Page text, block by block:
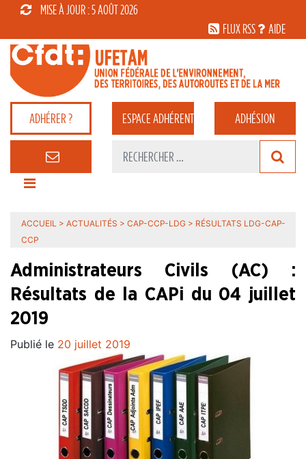
MISE À JOUR : 5 AOÛT 2026
FLUX RSS
AIDE
ADHÉRER ? ESPACEADHÉRENT ADHÉSION
ACCUEIL > ACTUALITÉS > CAP-CCP-LDG > RÉSULTATS LDG-CAP-
CCP
Administrateurs Civils (AC) :
Résultats de la CAPi du 04 juillet
2019
Publié le 20 juillet 2019